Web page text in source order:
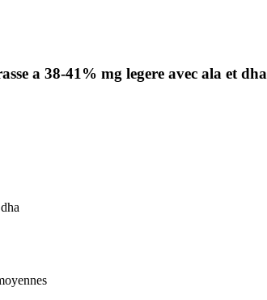
a 38-41% mg legere avec ala et dha